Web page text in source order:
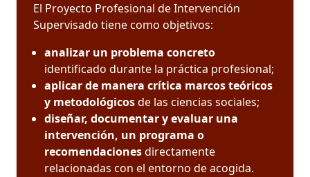
El Proyecto Profesional de Intervención
Supervisado tiene como objetivos:
analizar un problema concreto
identificado durante la práctica profesional;
aplicar de manera crítica marcos teóricos
y metodológicosde las ciencias sociales;
diseñar, documentar y evaluar una
intervención, un programa o
recomendacionesdirectamente
relacionadas con el entorno de acogida.